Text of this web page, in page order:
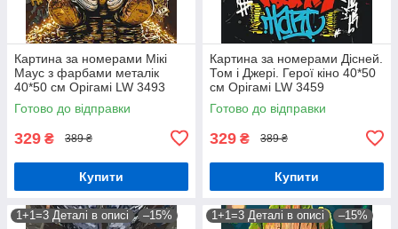
Картина за номерами Мікі
Маус з фарбами металік
40*50 см Орігамі LW 3493
Готово до відправки
329 ₴ 389 ₴
Купити
Картина за номерами Дісней.
Том і Джері. Герої кіно 40*50
см Орігамі LW 3459
Готово до відправки
329 ₴ 389 ₴
Купити
1+1=3 Деталі в описі –15% 1+1=3 Деталі в описі –15%